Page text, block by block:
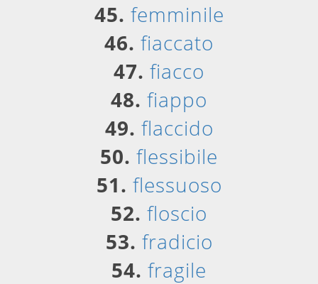
45. femminile
46. fiaccato
47. fiacco
48. fiappo
49. flaccido
50. flessibile
51. flessuoso
52. floscio
53. fradicio
54. fragile